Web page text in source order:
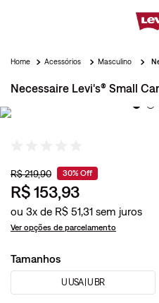
Acessórios Masculino
Necessaire Levi's® Small
R$219,90 30% Off
R$153,93
ou 3x de R$ 51,31
Ver opções de parcelamento
Tamanhos
U USA | U BR